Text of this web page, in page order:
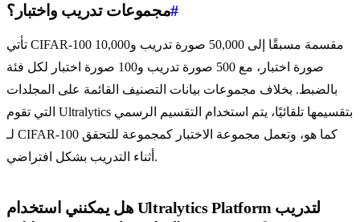
مجموعات تدريب واختبار؟#
تأتي CIFAR-100 مقسمة مسبقًا إلى 50,000 صورة تدريب و10,000
صورة اختبار، مع 500 صورة تدريب و100 صورة اختبار لكل فئة
بالضبط. بخلاف مجموعات بيانات التصنيف القائمة على المجلدات
التي تقوم Ultralytics بتقسيمها تلقائيًا، يتم استخدام التقسيم الرسمي
لـ CIFAR-100 كما هو، وتعمل مجموعة الاختبار كمجموعة للتحقق
أثناء التدريب بشكل افتراضي.
هل يمكنني استخدام Ultralytics Platform لتدريب